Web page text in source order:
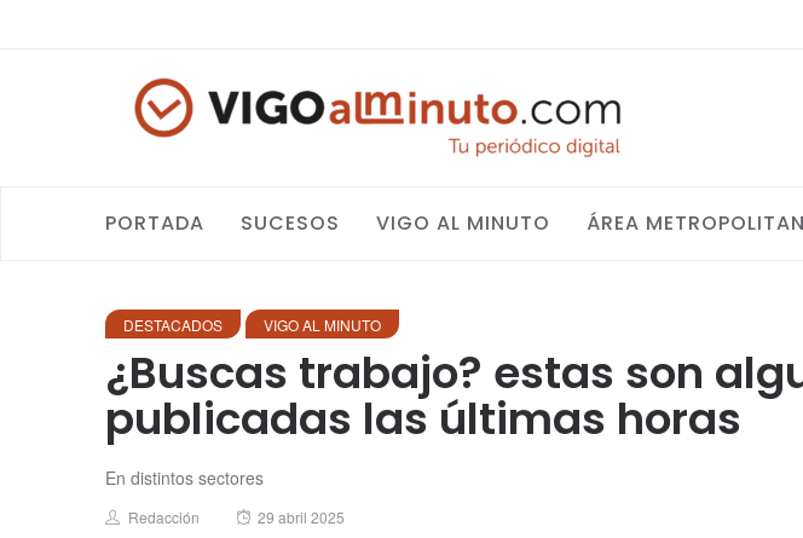
PORTADA SUCESOS VIGO AL MINUTO ÁREA
DESTACADOS VIGO AL MINUTO
¿Buscas trabajo? estas son
publicadas las últimas horas
En distintos sectores
Author
Redacción
Posted
29 abril 2025